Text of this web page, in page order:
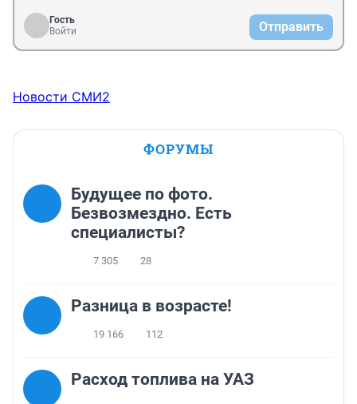
Гость
Войти
Отправить
Новости СМИ2
ФОРУМЫ
Будущее по фото.
Безвозмездно. Есть
специалисты?
7 305 28
Разница в возрасте!
19 166 112
Расход топлива на УАЗ